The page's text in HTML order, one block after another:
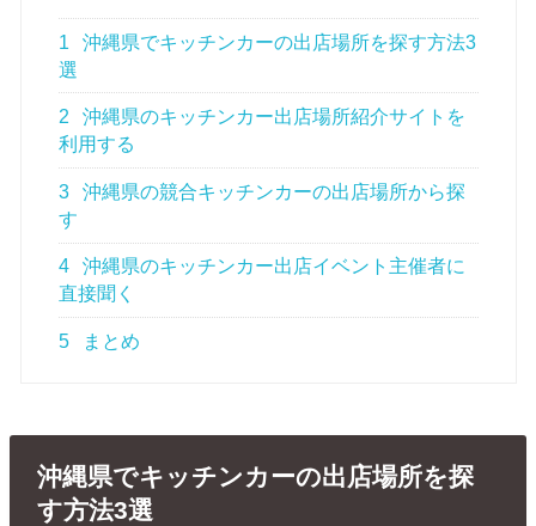
1
沖縄県でキッチンカーの出店場所を探す方法3
選
2
沖縄県のキッチンカー出店場所紹介サイトを
利用する
3
沖縄県の競合キッチンカーの出店場所から探
す
4
沖縄県のキッチンカー出店イベント主催者に
直接聞く
5 まとめ
沖縄県でキッチンカーの出店場所を探
す方法3選